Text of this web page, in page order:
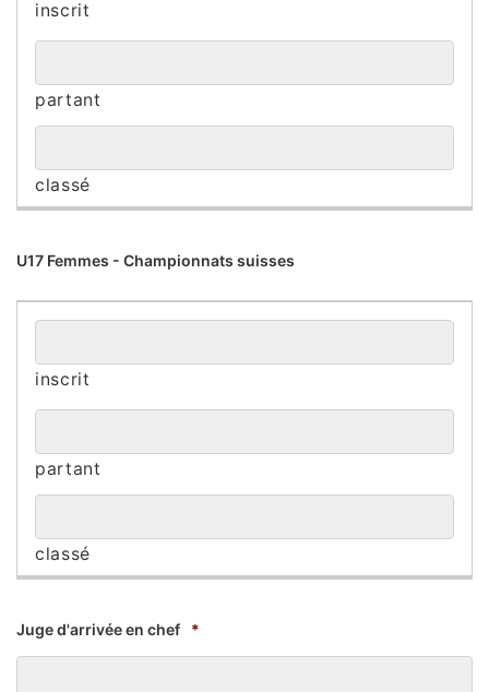
U17 Femmes - Championnats suisses
Juge d'arrivée en chef *